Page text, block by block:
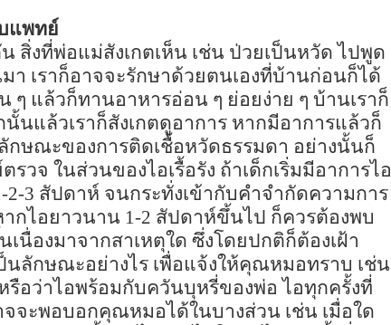
แพทย์
สิ่งที่พ่อแม่สังเกตเห็น เช่น ป่วยเป็นหวัด ไปพูด
า เราก็อาจจะรักษาด้วยตนเองที่บ้านก่อนก็ได้
ๆ แล้วก็ทานอาหารอ่อน ๆ ย่อยง่าย ๆ บ้านเราก็
นแล้วเราก็สังเกตดูอาการ หากมีอาการแล้วก็
กษณะของการติดเชื้อหวัดธรรมดา อย่างนั้นก็
วจ ในส่วนของไอเรื้อรัง ถ้าเด็กเริ่มมีอาการไอ
2-3 สัปดาห์ จนกระทั่งเข้ากับคำจำกัดความการ
กไอยาวนาน 1-2 สัปดาห์ขึ้นไป ก็ควรต้องพบ
นื่องมาจากสาเหตุใด ซึ่งโดยปกติก็ต้องเฝ้า
นลักษณะอย่างไร เพื่อแจ้งให้คุณหมอทราบ เช่น
อว่าไอพร้อมกับควันบุหรี่ของพ่อ ไอทุกครั้งที่
จะพอบอกคุณหมอได้ในบางส่วน เช่น เมื่อใด